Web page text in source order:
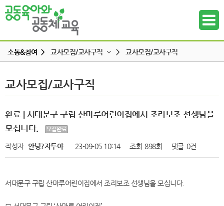
하위메뉴
하위메뉴
하위메뉴
소통&참여 > 교사모집/교사구직 >
공동육아 ing
터전 소식
나도 한마디
교사모집/교사구직
교사모집/교사구직
완료 | 서대문구 구립 산마루어린이집에서 조리보조 선생님을
모십니다.
작성자 안녕?자두야 23-09-05 10:14 조회 898회 댓글 0건
서대문구 구립 산마루어린이집에서 조리보조 선생님을 모십니다.